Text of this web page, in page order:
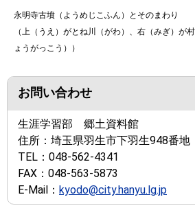
永明寺古墳（ようめじこふん）とそのまわり
（上（うえ）がとね川（がわ）、右（みぎ）が
ょうがっこう））
お問い合わせ
生涯学習部 郷土資料館
住所： 埼玉県羽生市下羽生948番地
TEL： 048-562-4341
FAX： 048-563-5873
E-Mail： kyodo@city.hanyu.lg.jp